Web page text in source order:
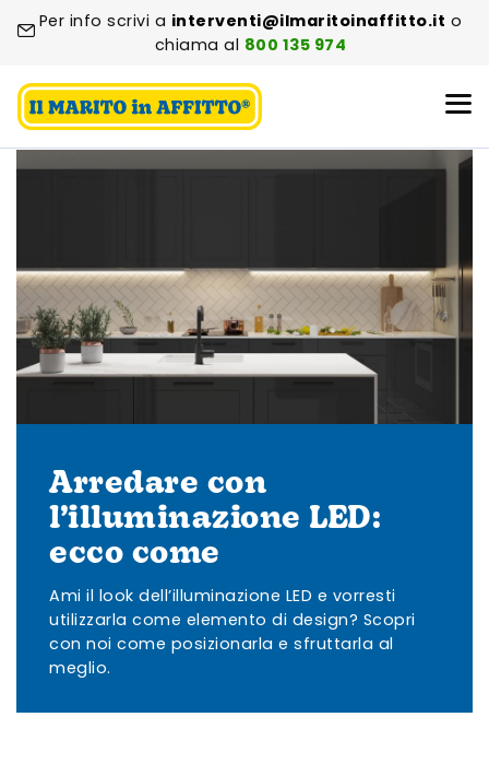
Per info scrivi a interventi@ilmaritoinaffitto.it o
chiama al 800 135 974
Arredare con
l’illuminazione LED:
ecco come
Ami il look dell’illuminazione LED e vorresti
utilizzarla come elemento di design? Scopri
con noi come posizionarla e sfruttarla al
meglio.